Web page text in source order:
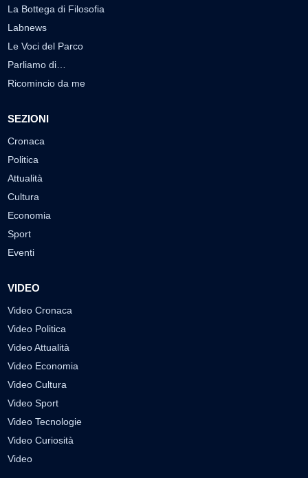
La Bottega di Filosofia
Labnews
Le Voci del Parco
Parliamo di…
Ricomincio da me
SEZIONI
Cronaca
Politica
Attualità
Cultura
Economia
Sport
Eventi
VIDEO
Video Cronaca
Video Politica
Video Attualità
Video Economia
Video Cultura
Video Sport
Video Tecnologie
Video Curiosità
Video